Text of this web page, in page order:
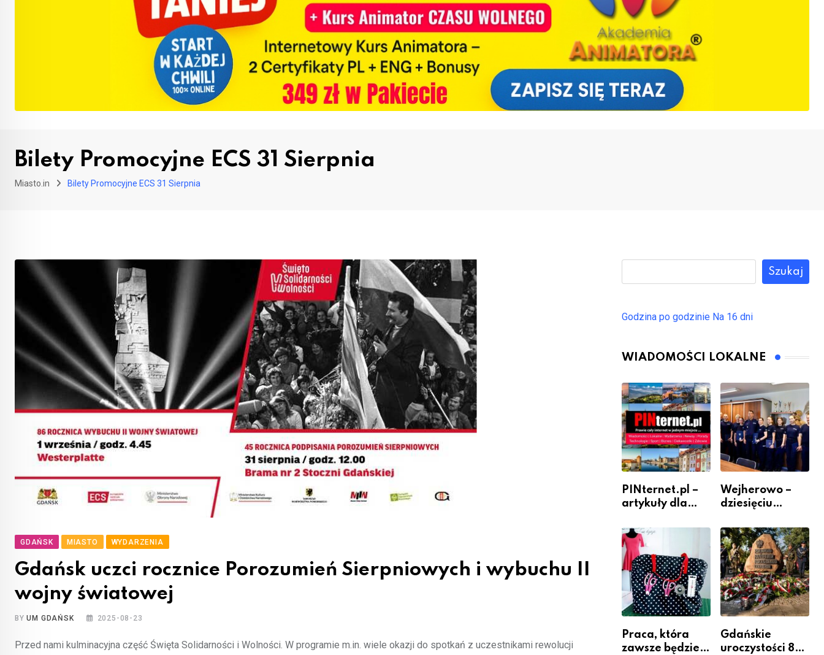
Bilety Promocyjne ECS 31 Sierpnia
Miasto.in Bilety Promocyjne ECS 31 Sierpnia
GDAŃSK MIASTO WYDARZENIA
Gdańsk uczci rocznice Porozumień Sierpniowych i wybuchu II
wojny światowej
BYUM GDAŃSK 2025-08-23
Przed nami kulminacyjna część Święta Solidarności i Wolności. W programie m.in. wiele okazji do spotkań z uczestnikami rewolucji
Szukaj
Godzina po godzinie Na 16 dni
WIADOMOŚCI LOKALNE
PINternet.pl –
artykuły dla
jako inwestycja
w widoczność
Wejherowo –
dziesięciu
policjantów w
szeregach
Komendy
Powiatowej
Praca, która
zawsze będzie
Gdańskie
uroczystości 82.